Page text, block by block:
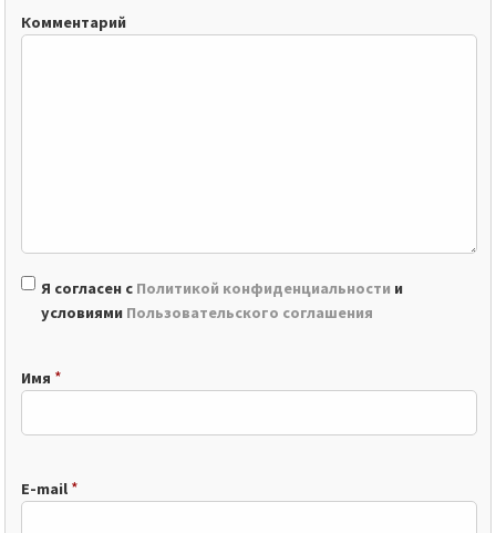
Комментарий
Я согласен с Политикой конфиденциальности и
условиями Пользовательского соглашения
Имя *
E-mail *